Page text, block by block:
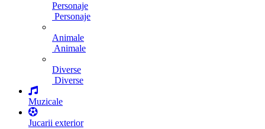
Personaje
Personaje
Animale
Animale
Diverse
Diverse
Muzicale
Jucarii exterior